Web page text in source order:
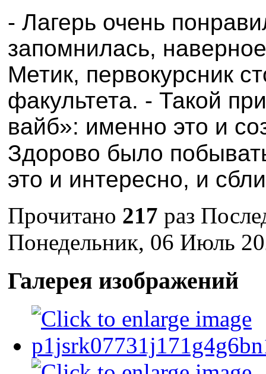
- Лагерь очень
запомнилась,
Метик, первокурсник
факультета. - Такой
вайб»: именно это и
Здорово было
это и интересно, и
Прочитано 217 раз
Понедельник, 06 Июль
Галерея изображений